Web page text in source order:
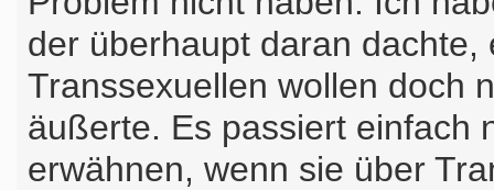
der überhaupt daran dachte,
Transsexuellen wollen doch
äußerte. Es passiert einfach
erwähnen, wenn sie über